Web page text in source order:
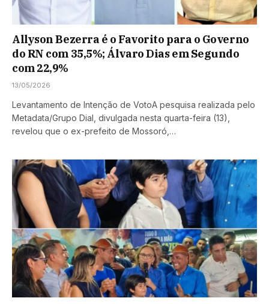
Allyson Bezerra é o Favorito para o Governo
do RN com 35,5%; Álvaro Dias em Segundo
com 22,9%
13/05/2026
Levantamento de Intenção de VotoA pesquisa realizada pelo
Metadata/Grupo Dial, divulgada nesta quarta-feira (13),
revelou que o ex-prefeito de Mossoró,…